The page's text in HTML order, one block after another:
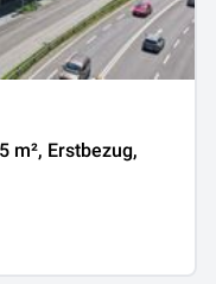
m², Erstbezug,